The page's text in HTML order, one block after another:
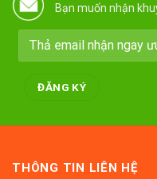
Bạn muốn nhận
THÔNG TIN LIÊN HỆ